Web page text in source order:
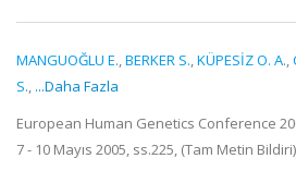
MANGUOĞLU E.,BERKER S.,KÜPESİZ O. A.,
S., ...Daha Fazla
European Human Genetics Conference
7 - 10 Mayıs 2005, ss.225, (Tam Metin Bildiri)